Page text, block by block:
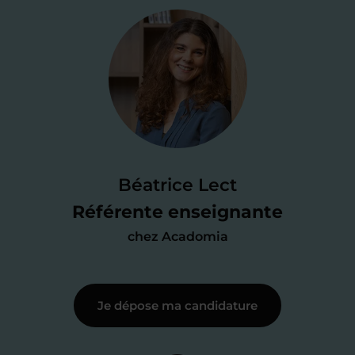
Béatrice Lect
Référente enseignante
chez Acadomia
Je valide ma
candidature
test de 15 minutes
des programmes scolaires(et pouvoir
me mettre à jour au besoin) et
j’échange en direct avec un chargé de
Étape 3
Je dépose ma candidature